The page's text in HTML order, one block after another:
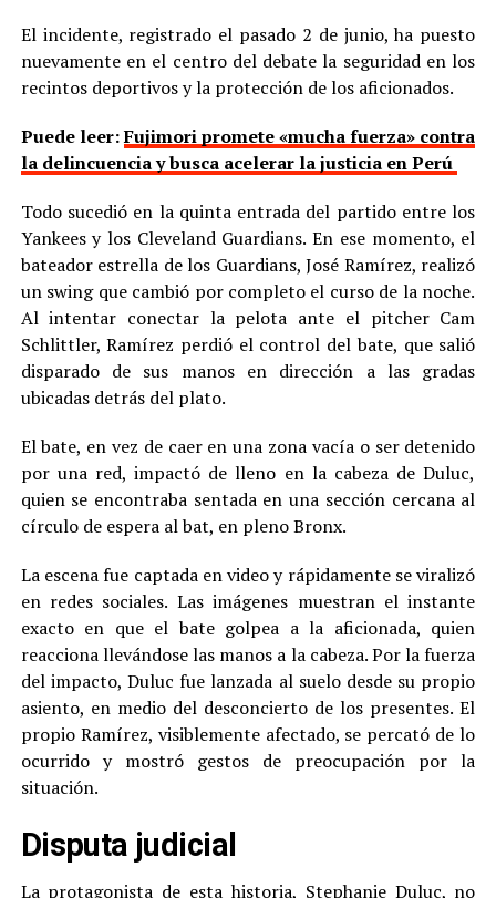
El incidente, registrado el pasado 2 de junio, ha puesto
nuevamente en el centro del debate la seguridad en los
recintos deportivos y la protección de los aficionados.
Puede leer:Fujimori promete «mucha fuerza» contra
la delincuencia y busca acelerar la justicia en Perú
Todo sucedió en la quinta entrada del partido entre los
Yankees y los Cleveland Guardians. En ese momento, el
bateador estrella de los Guardians, José Ramírez, realizó
un swing que cambió por completo el curso de la noche.
Al intentar conectar la pelota ante el pitcher Cam
Schlittler, Ramírez perdió el control del bate, que salió
disparado de sus manos en dirección a las gradas
ubicadas detrás del plato.
El bate, en vez de caer en una zona vacía o ser detenido
por una red, impactó de lleno en la cabeza de Duluc,
quien se encontraba sentada en una sección cercana al
círculo de espera al bat, en pleno Bronx.
La escena fue captada en video y rápidamente se viralizó
en redes sociales. Las imágenes muestran el instante
exacto en que el bate golpea a la aficionada, quien
reacciona llevándose las manos a la cabeza. Por la fuerza
del impacto, Duluc fue lanzada al suelo desde su propio
asiento, en medio del desconcierto de los presentes. El
propio Ramírez, visiblemente afectado, se percató de lo
ocurrido y mostró gestos de preocupación por la
situación.
Disputa judicial
La protagonista de esta historia, Stephanie Duluc, no